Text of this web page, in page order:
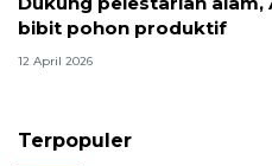
bibit pohon produktif
12 April 2026
Terpopuler